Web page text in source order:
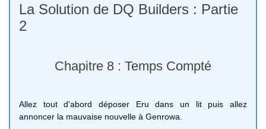
La Solution de DQ Builders : Partie
2
Chapitre 8 : Temps Compté
Allez tout d'abord déposer Eru dans un lit puis allez
annoncer la mauvaise nouvelle à Genrowa.